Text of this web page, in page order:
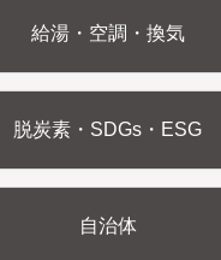
給湯・空調・換気
脱炭素・SDGs・ESG
自治体